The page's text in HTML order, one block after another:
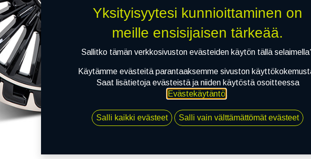
Jaa
Toimitusehdot
Yksityisyytesi kunnioittaminen on
meille ensisijaisen tärkeää.
Sallitko tämän verkkosivuston evästeiden käytön tällä
Käytämme evästeitä parantaaksemme sivuston
Saat lisätietoja evästeistä ja niiden käytöstä osoitteessa
Evästekäytäntö.
Salli kaikki evästeet Salli vain välttämättömät evästeet